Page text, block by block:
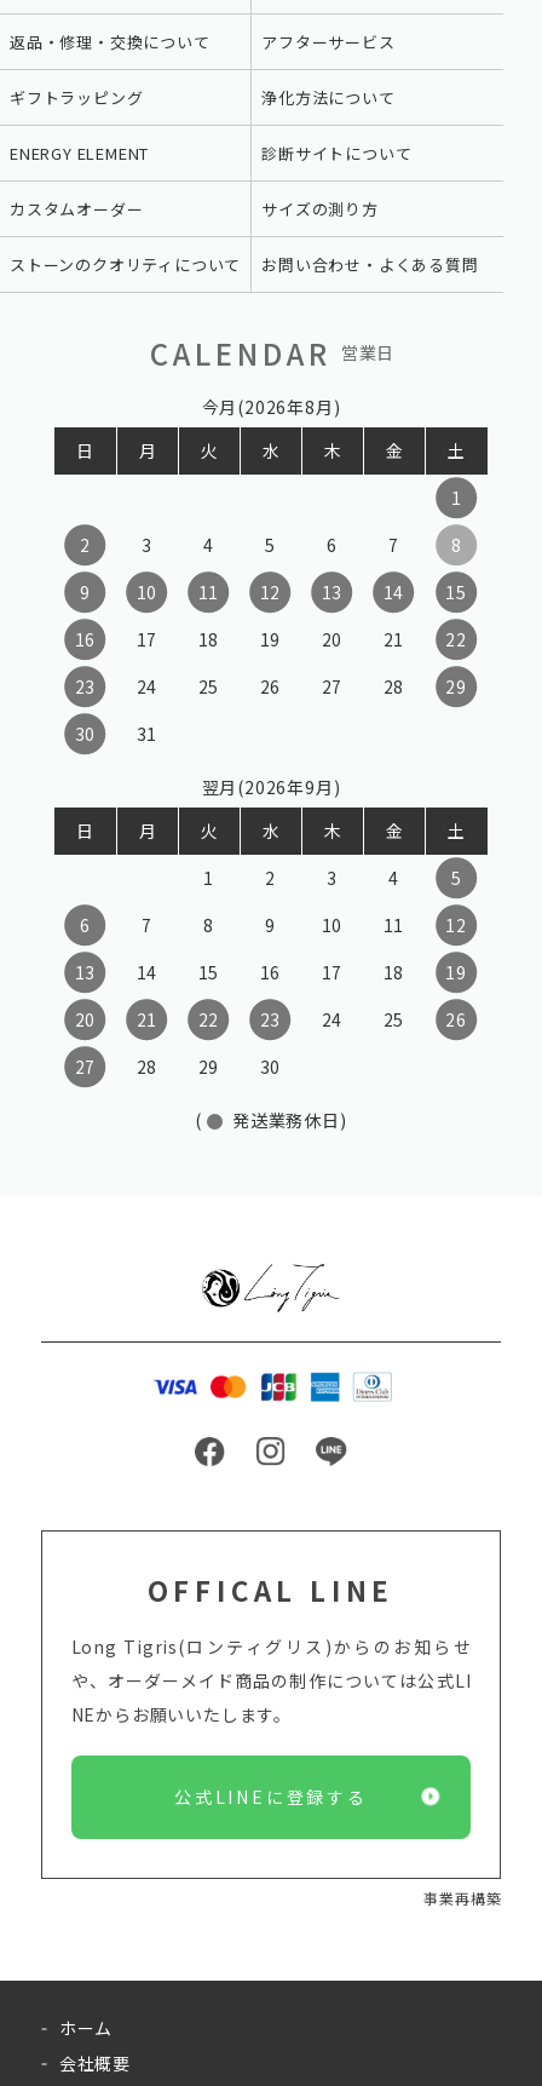
返品・修理・交換について アフターサービス
ギフトラッピング 浄化方法について
ENERGY ELEMENT 診断サイトについて
カスタムオーダー サイズの測り方
ストーンのクオリティについて お問い合わせ・よくある質問
CALENDAR 営業日
今月(2026年8月)
日
月 火 水 木 金
土
1
2
3 4 5 6 7
8
9
10 11 12 13 14
15
16
17 18 19 20 21
22
23
24 25 26 27 28
29
30
31
翌月(2026年9月)
日
月 火 水 木 金
土
1
2 3 4
5
6
7 8 9 10 11
12
13
14 15 16 17 18
19
20
21 22 23 24 25
26
27
28 29 30
( 発送業務休日)
OFFICAL LINE
Long Tigris(ロンティグリス)からのお知らせ
や、オーダーメイド商品の制作については公式LI
NEからお願いいたします。
公式LINEに登録する
事業再構築
ホーム
会社概要